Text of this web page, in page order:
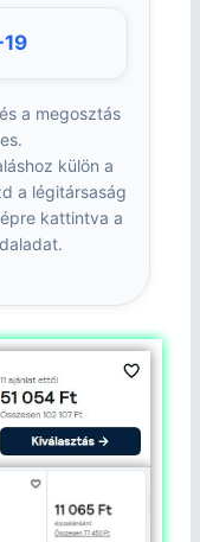
a megosztás
külön a
a légitársaság
kattintva a